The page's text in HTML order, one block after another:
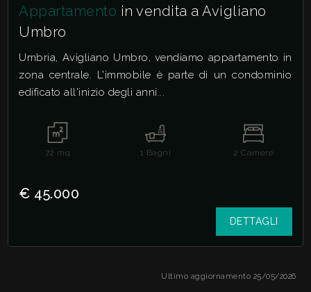
Appartamento in vendita a Avigliano
Umbro
Umbria, Avigliano Umbro, vendiamo appartamento in
zona centrale. L'immobile è parte di un condominio
edificato all'inizio degli anni...
72 mq 1 Bagni 2 Camere
€ 45.000
DETTAGLI
Ultimo aggiornamento 25/05/2026